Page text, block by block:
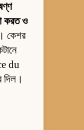
করত ও
কেশর
du
দিল।